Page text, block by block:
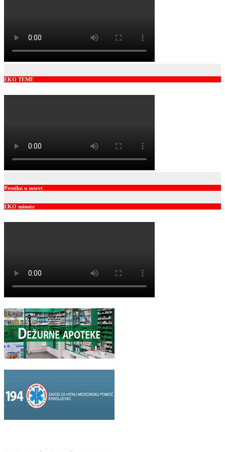
EKO TEME
Pesniku u susret
EKO minute